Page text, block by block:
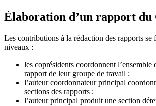
Élaboration d’un rapport du
Les contributions à la rédaction des rapports se
niveaux :
les coprésidents coordonnent l’ensemble
rapport de leur groupe de travail ;
l’auteur coordonnateur principal
sections des rapports ;
l’auteur principal produit une section